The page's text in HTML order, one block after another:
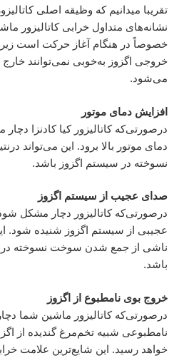
تقریبا میدانیم که وظیقه اصلی
نشانه‌های متداول خرابی کاتالیزور
خصوصاً در هنگام آغاز حرکت است زیرا
خروجی اگزوز به‌خوبی نمی‌توانند خارج
می‌شود.
افزایش دمای موتور
درصورتی‌که کاتالیزور کیا کادنزا
دمای موتور بالا برود. این می‌تواند
نسوخته در سیستم اگزوز باشد.
صدای عجیب از سیستم اگزوز
درصورتی‌که کاتالیزور دچار مشکل
عجیبی از سیستم اگزوز شنیده شود.
ناشی از جمع شدن سوخت نسوخته در
باشد.
خروج بوی نامطبوع از اگزوز
درصورتی‌که کاتالیزور ماشین شما
نامطبوعی شبیه تخم‌مرغ گندیده از
خواهد رسید. این شایع‌ترین علامت